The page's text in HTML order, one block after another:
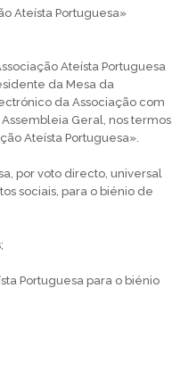
Ateísta Portuguesa»
Ateísta Portuguesa
da Mesa da
da Associação com
Geral, nos termos
Ateísta Portuguesa».
por voto directo, universal
sociais, para o biénio de
Portuguesa para o biénio